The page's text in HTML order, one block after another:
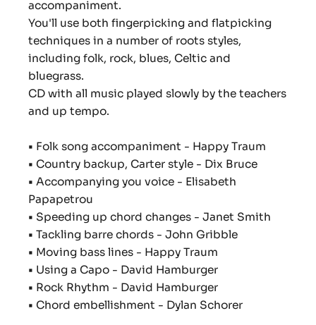
accompaniment.
You'll use both fingerpicking and flatpicking
techniques in a number of roots styles,
including folk, rock, blues, Celtic and
bluegrass.
CD with all music played slowly by the teachers
and up tempo.
• Folk song accompaniment - Happy Traum
• Country backup, Carter style - Dix Bruce
• Accompanying you voice - Elisabeth
Papapetrou
• Speeding up chord changes - Janet Smith
• Tackling barre chords - John Gribble
• Moving bass lines - Happy Traum
• Using a Capo - David Hamburger
• Rock Rhythm - David Hamburger
• Chord embellishment - Dylan Schorer